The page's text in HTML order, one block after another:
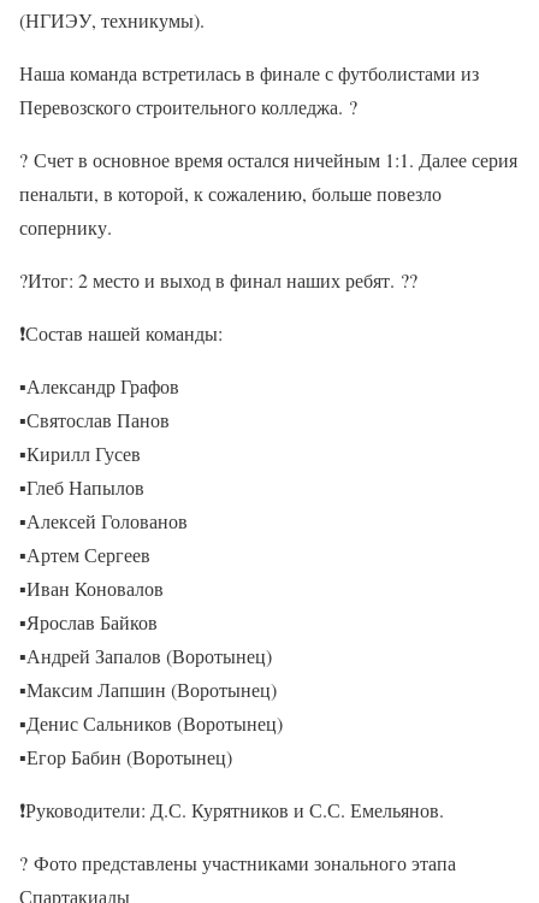
(НГИЭУ, техникумы).
Наша команда встретилась в финале с футболистами из
Перевозского строительного колледжа. ?
? Счет в основное время остался ничейным 1:1. Далее серия
пенальти, в которой, к сожалению, больше повезло
сопернику.
?Итог: 2 место и выход в финал наших ребят. ??
❗Состав нашей команды:
▪Александр Графов
▪Святослав Панов
▪Кирилл Гусев
▪Глеб Напылов
▪Алексей Голованов
▪Артем Сергеев
▪Иван Коновалов
▪Ярослав Байков
▪Андрей Запалов (Воротынец)
▪Максим Лапшин (Воротынец)
▪Денис Сальников (Воротынец)
▪Егор Бабин (Воротынец)
❗Руководители: Д.С. Курятников и С.С. Емельянов.
? Фото представлены участниками зонального этапа
Спартакиады